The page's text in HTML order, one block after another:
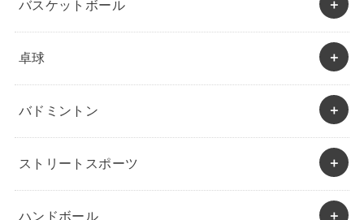
バスケットボール
卓球
バドミントン
ストリートスポーツ
ハンドボール